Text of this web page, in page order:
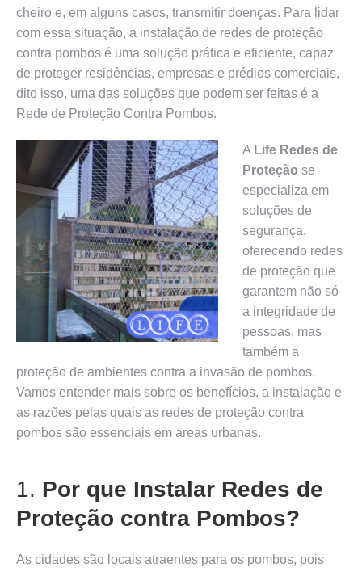
cheiro e, em alguns casos, transmitir doenças. Para lidar
com essa situação, a instalação de redes de proteção
contra pombos é uma solução prática e eficiente, capaz
de proteger residências, empresas e prédios comerciais,
dito isso, uma das soluções que podem ser feitas é a
Rede de Proteção Contra Pombos.
A Life Redes de
Proteção se
especializa em
soluções de
segurança,
oferecendo redes
de proteção que
garantem não só
a integridade de
pessoas, mas
também a
proteção de ambientes contra a invasão de pombos.
Vamos entender mais sobre os benefícios, a instalação e
as razões pelas quais as redes de proteção contra
pombos são essenciais em áreas urbanas.
1. Por que Instalar Redes de
Proteção contra Pombos?
As cidades são locais atraentes para os pombos, pois